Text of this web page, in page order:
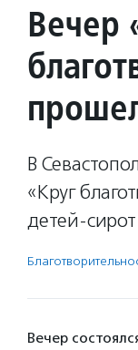
Вечер
В
«Круг
детей-
Вечер